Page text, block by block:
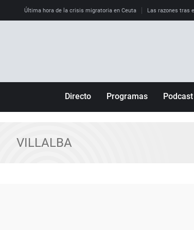
Última hora de la crisis migratoria en Ceuta Las razones tras
Directo Programas Podcast
VILLALBA